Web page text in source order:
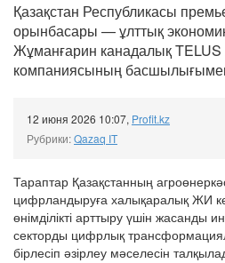
Қазақстан Республикасы
орынбасары — ұлттық
Жұманғарин канадалық
компаниясының басшылығымен
12 июня 2026 10:07, Profit.kz
Рубрики:Qazaq IT
Тараптар Қазақстанның
цифрландыруға халықаралық ЖИ
өнімділікті арттыру үшін жасанды
секторды цифрлық
бірлесіп әзірлеу мәселесін